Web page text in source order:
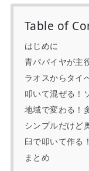
Table of
はじめに
青パパイヤが主
ラオスからタイ
叩いて混ぜる！
地域で変わる！
シンプルだけど
臼で叩いて作る
まとめ